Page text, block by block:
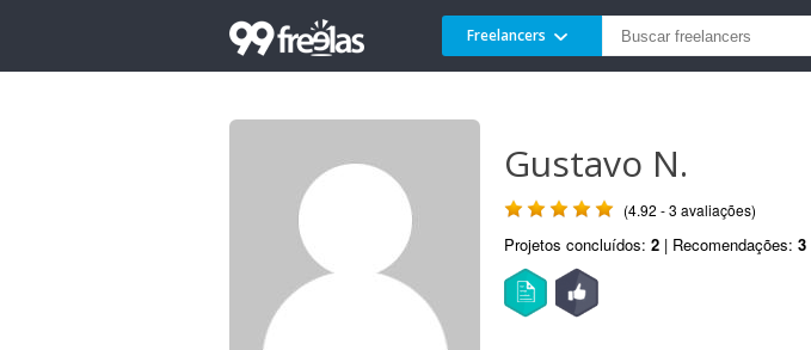
Freelancers
Gustavo N.
(4.92 - 3 avaliações)
Projetos concluídos: 2 | Recomendações: 3